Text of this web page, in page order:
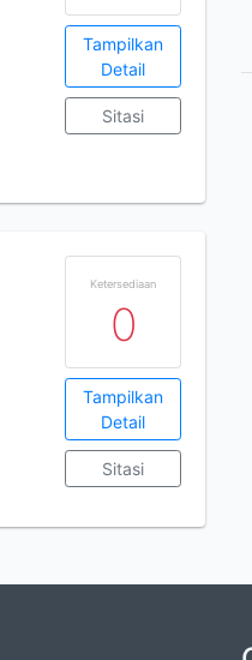
Tampilkan
Detail
Sitasi
Ketersediaan
0
Tampilkan
Detail
Sitasi